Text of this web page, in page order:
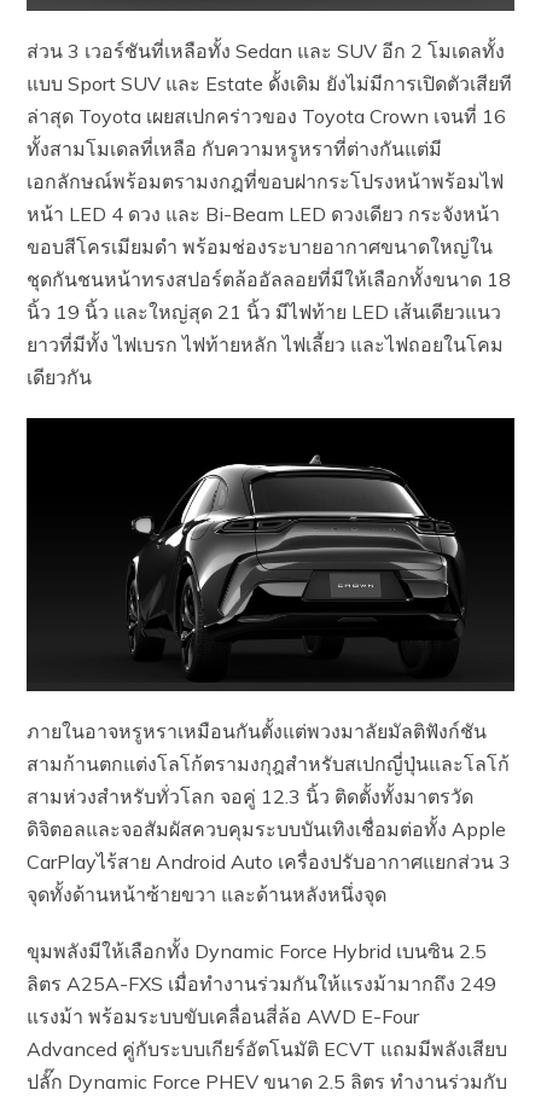
ส่วน 3 เวอร์ชันที่เหลือทั้ง Sedan และ SUV อีก 2 โมเดลทั้ง
แบบ Sport SUV และ Estate ดั้งเดิม ยังไม่มีการเปิดตัวเสียที
ล่าสุด Toyota เผยสเปกคร่าวของ Toyota Crown เจนที่ 16
ทั้งสามโมเดลที่เหลือ กับความหรูหราที่ต่างกันแต่มี
เอกลักษณ์พร้อมตรามงกฎที่ขอบฝากระโปรงหน้าพร้อมไฟ
หน้า LED 4 ดวง และ Bi-Beam LED ดวงเดียว กระจังหน้า
ขอบสีโครเมียมดำ พร้อมช่องระบายอากาศขนาดใหญ่ใน
ชุดกันชนหน้าทรงสปอร์ตล้ออัลลอยที่มีให้เลือกทั้งขนาด 18
นิ้ว 19 นิ้ว และใหญ่สุด 21 นิ้ว มีไฟท้าย LED เส้นเดียวแนว
ยาวที่มีทั้ง ไฟเบรก ไฟท้ายหลัก ไฟเลี้ยว และไฟถอยในโคม
เดียวกัน
ภายในอาจหรูหราเหมือนกันตั้งแต่พวงมาลัยมัลติฟังก์ชัน
สามก้านตกแต่งโลโก้ตรามงกุฎสำหรับสเปกญี่ปุ่นและโลโก้
สามห่วงสำหรับทั่วโลก จอคู่ 12.3 นิ้ว ติดตั้งทั้งมาตรวัด
ดิจิตอลและจอสัมผัสควบคุมระบบบันเทิงเชื่อมต่อทั้ง Apple
CarPlayไร้สาย Android Auto เครื่องปรับอากาศแยกส่วน 3
จุดทั้งด้านหน้าซ้ายขวา และด้านหลังหนึ่งจุด
ขุมพลังมีให้เลือกทั้ง Dynamic Force Hybrid เบนซิน 2.5
ลิตร A25A-FXS เมื่อทำงานร่วมกันให้แรงม้ามากถึง 249
แรงม้า พร้อมระบบขับเคลื่อนสี่ล้อ AWD E-Four
Advanced คู่กับระบบเกียร์อัตโนมัติ ECVT แถมมีพลังเสียบ
ปลั๊ก Dynamic Force PHEV ขนาด 2.5 ลิตร ทำงานร่วมกับ